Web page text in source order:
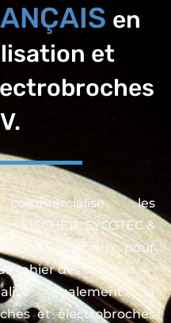
en
et
les
FISCHER, SYCOTEC &
spéciaux pour
cahier des charges.
également la
et électrobroches